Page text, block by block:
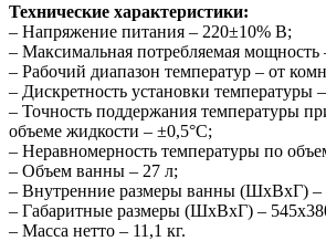
Технические характеристики:
– Напряжение питания – 220±10% В;
– Максимальная потребляемая мощность
– Рабочий диапазон температур – от
– Дискретность установки температуры
– Точность поддержания температуры
объеме жидкости – ±0,5°С;
– Неравномерность температуры по
– Объем ванны – 27 л;
– Внутренние размеры ванны (ШхВхГ) –
– Габаритные размеры (ШхВхГ) –
– Масса нетто – 11,1 кг.